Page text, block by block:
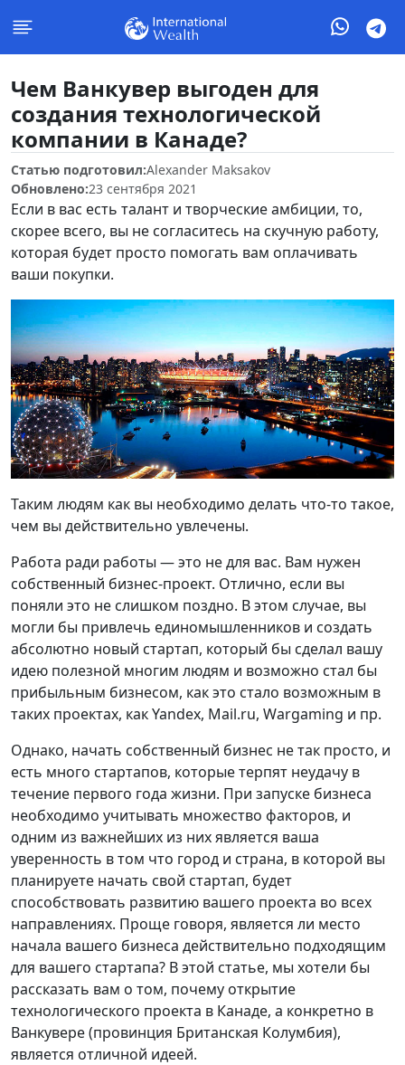
Чем Ванкувер выгоден для
создания технологической
компании в Канаде?
Статью подготовил:Alexander Maksakov
Обновлено:23 сентября 2021
Если в вас есть талант и творческие амбиции, то,
скорее всего, вы не согласитесь на скучную работу,
которая будет просто помогать вам оплачивать
ваши покупки.
Таким людям как вы необходимо делать что-то такое,
чем вы действительно увлечены.
Работа ради работы — это не для вас. Вам нужен
собственный бизнес-проект. Отлично, если вы
поняли это не слишком поздно. В этом случае, вы
могли бы привлечь единомышленников и создать
абсолютно новый стартап, который бы сделал вашу
идею полезной многим людям и возможно стал бы
прибыльным бизнесом, как это стало возможным в
таких проектах, как Yandex, Mail.ru, Wargaming и пр.
Однако, начать собственный бизнес не так просто, и
есть много стартапов, которые терпят неудачу в
течение первого года жизни. При запуске бизнеса
необходимо учитывать множество факторов, и
одним из важнейших из них является ваша
уверенность в том что город и страна, в которой вы
планируете начать свой стартап, будет
способствовать развитию вашего проекта во всех
направлениях. Проще говоря, является ли место
начала вашего бизнеса действительно подходящим
для вашего стартапа? В этой статье, мы хотели бы
рассказать вам о том, почему открытие
технологического проекта в Канаде, а конкретно в
Ванкувере (провинция Британская Колумбия),
является отличной идеей.